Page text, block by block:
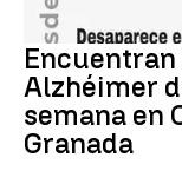
granada
Alzhéimer
semana en
Granada